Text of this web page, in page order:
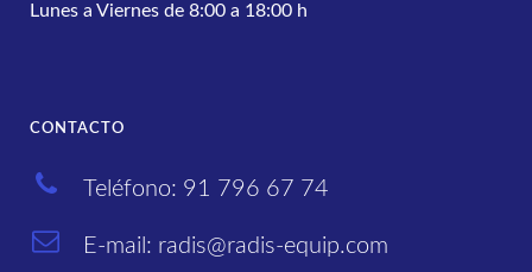
Lunes a Viernes de 8:00 a 18:00 h
CONTACTO
Teléfono: 91 796 67 74
E-mail: radis@radis-equip.com